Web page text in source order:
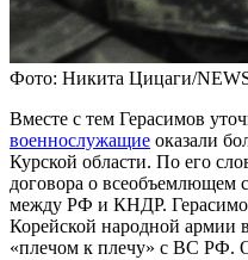
Фото: Никита Цицаги/
Вместе с тем Герасимов
военнослужащие оказали
Курской области. По его
договора о всеобъемлющем
между РФ и КНДР.
Корейской народной армии
«плечом к плечу» с ВС РФ.